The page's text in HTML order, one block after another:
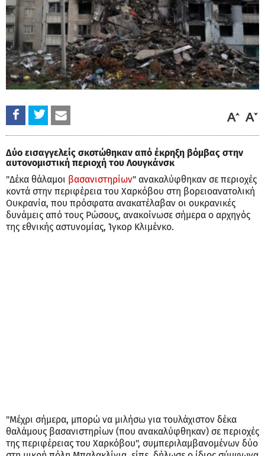
Δύο εισαγγελείς σκοτώθηκαν από έκρηξη βόμβας στην
αυτονομιστική περιοχή του Λουγκάνσκ
"Δέκα θάλαμοι βασανιστηρίων" ανακαλύφθηκαν σε περιοχές
κοντά στην περιφέρεια του Χαρκόβου στη βορειοανατολική
Ουκρανία, που πρόσφατα ανακατέλαβαν οι ουκρανικές
δυνάμεις από τους Ρώσους, ανακοίνωσε σήμερα ο αρχηγός
της εθνικής αστυνομίας, Ίγκορ Κλιμένκο.
"Μέχρι σήμερα, μπορώ να μιλήσω για τουλάχιστον δέκα
θαλάμους βασανιστηρίων (που ανακαλύφθηκαν) σε περιοχές
της περιφέρειας του Χαρκόβου", συμπεριλαμβανομένων δύο